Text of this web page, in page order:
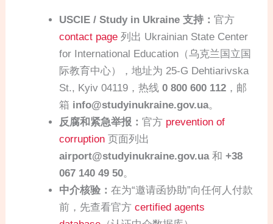
USCIE / Study in Ukraine 支持：官方
contact page 列出 Ukrainian State Center
for International Education（乌克兰国立国
际教育中心），地址为 25-G Dehtiarivska
St., Kyiv 04119，热线0 800 600 112 ，邮
箱 info@studyinukraine.gov.ua。
反腐和紧急举报：官方 prevention of
corruption 页面列出
airport@studyinukraine.gov.ua和+38
067 140 49 50。
中介核验：在为“邀请函协助”向任何人付款
前，先查看官方certified agents